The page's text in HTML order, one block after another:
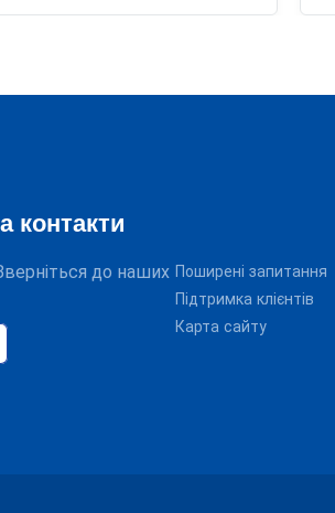
контакти
до наших Поширені запитання
Підтримка клієнтів
Карта сайту